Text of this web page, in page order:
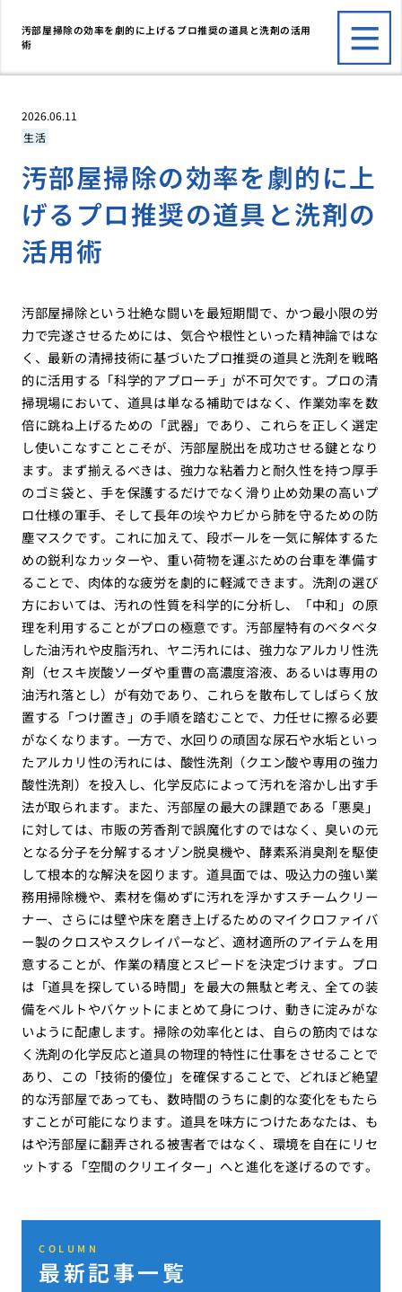
汚部屋掃除の効率を劇的に上げるプロ推奨の道具と洗剤の活用
術
2026.06.11
生活
汚部屋掃除の効率を劇的に上
げるプロ推奨の道具と洗剤の
活用術
汚部屋掃除という壮絶な闘いを最短期間で、かつ最小限の労
力で完遂させるためには、気合や根性といった精神論ではな
く、最新の清掃技術に基づいたプロ推奨の道具と洗剤を戦略
的に活用する「科学的アプローチ」が不可欠です。プロの清
掃現場において、道具は単なる補助ではなく、作業効率を数
倍に跳ね上げるための「武器」であり、これらを正しく選定
し使いこなすことこそが、汚部屋脱出を成功させる鍵となり
ます。まず揃えるべきは、強力な粘着力と耐久性を持つ厚手
のゴミ袋と、手を保護するだけでなく滑り止め効果の高いプ
ロ仕様の軍手、そして長年の埃やカビから肺を守るための防
塵マスクです。これに加えて、段ボールを一気に解体するた
めの鋭利なカッターや、重い荷物を運ぶための台車を準備す
ることで、肉体的な疲労を劇的に軽減できます。洗剤の選び
方においては、汚れの性質を科学的に分析し、「中和」の原
理を利用することがプロの極意です。汚部屋特有のベタベタ
した油汚れや皮脂汚れ、ヤニ汚れには、強力なアルカリ性洗
剤（セスキ炭酸ソーダや重曹の高濃度溶液、あるいは専用の
油汚れ落とし）が有効であり、これらを散布してしばらく放
置する「つけ置き」の手順を踏むことで、力任せに擦る必要
がなくなります。一方で、水回りの頑固な尿石や水垢といっ
たアルカリ性の汚れには、酸性洗剤（クエン酸や専用の強力
酸性洗剤）を投入し、化学反応によって汚れを溶かし出す手
法が取られます。また、汚部屋の最大の課題である「悪臭」
に対しては、市販の芳香剤で誤魔化すのではなく、臭いの元
となる分子を分解するオゾン脱臭機や、酵素系消臭剤を駆使
して根本的な解決を図ります。道具面では、吸込力の強い業
務用掃除機や、素材を傷めずに汚れを浮かすスチームクリー
ナー、さらには壁や床を磨き上げるためのマイクロファイバ
ー製のクロスやスクレイパーなど、適材適所のアイテムを用
意することが、作業の精度とスピードを決定づけます。プロ
は「道具を探している時間」を最大の無駄と考え、全ての装
備をベルトやバケットにまとめて身につけ、動きに淀みがな
いように配慮します。掃除の効率化とは、自らの筋肉ではな
く洗剤の化学反応と道具の物理的特性に仕事をさせることで
あり、この「技術的優位」を確保することで、どれほど絶望
的な汚部屋であっても、数時間のうちに劇的な変化をもたら
すことが可能になります。道具を味方につけたあなたは、も
はや汚部屋に翻弄される被害者ではなく、環境を自在にリセ
ットする「空間のクリエイター」へと進化を遂げるのです。
COLUMN
最新記事一覧